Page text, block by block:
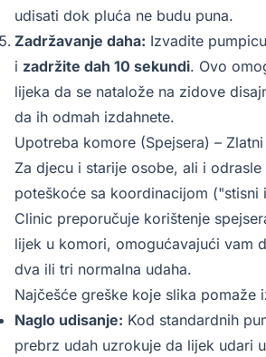
udisati dok pluća ne budu puna.
Zadržavanje daha: Izvadite
i zadržite dah 10 sekundi. Ovo
lijeka da se natalože na zidove
da ih odmah izdahnete.
Upotreba komore (Spejsera) –
Za djecu i starije osobe, ali i
poteškoće sa koordinacijom ("stisni
Clinic preporučuje korištenje
lijek u komori, omogućavajući vam
dva ili tri normalna udaha.
Najčešće greške koje slika pomaže
Naglo udisanje: Kod standardnih
prebrz udah uzrokuje da lijek udari